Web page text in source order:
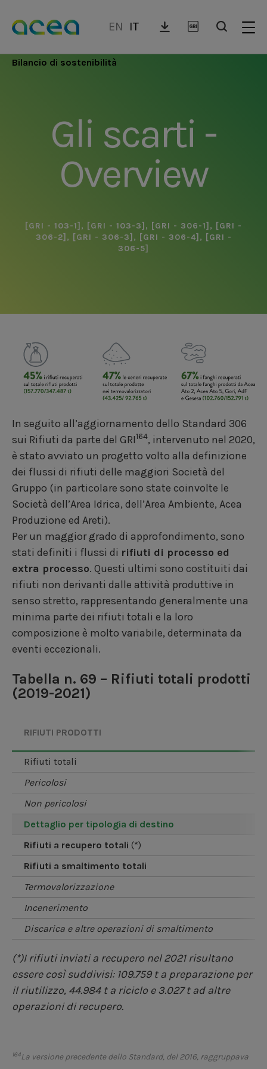
principale
Bilancio di sostenibilità
EN IT
Gli scarti -
Overview
[GRI - 103-1] , [GRI - 103-3] , [GRI - 306-1] , [GRI -
306-2] , [GRI - 306-3] , [GRI - 306-4] , [GRI -
306-5]
In seguito all’aggiornamento dello Standard 306
sui Rifiuti da parte del GRI164, intervenuto nel 2020,
è stato avviato un progetto volto alla definizione
dei flussi di rifiuti delle maggiori Società del
Gruppo (in particolare sono state coinvolte le
Società dell’Area Idrica, dell’Area Ambiente, Acea
Produzione ed Areti).
Per un maggior grado di approfondimento, sono
stati definiti i flussi di rifiuti di processo ed
extra processo. Questi ultimi sono costituiti dai
rifiuti non derivanti dalle attività produttive in
senso stretto, rappresentando generalmente una
minima parte dei rifiuti totali e la loro
composizione è molto variabile, determinata da
eventi eccezionali.
Tabella n. 69 – Rifiuti totali prodotti
(2019-2021)
RIFIUTI PRODOTTI
rifiuti totali
pericolosi
non pericolosi
dettaglio per tipologia di destino
rifiuti a recupero totali (*)
rifiuti a smaltimento totali
termovalorizzazione
incenerimento
discarica e altre operazioni di smaltimento
(*)I rifiuti inviati a recupero nel 2021 risultano
essere così suddivisi: 109.759 t a preparazione per
il riutilizzo, 44.984 t a riciclo e 3.027 t ad altre
operazioni di recupero.
164La versione precedente dello Standard, del 2016, raggruppava